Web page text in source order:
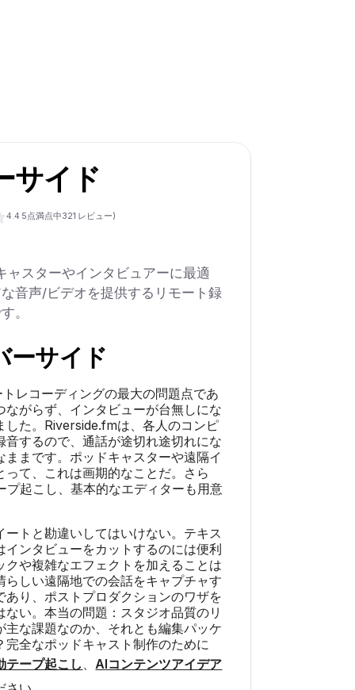
サイド
4.4 5点満点中321 レビュー)
ャスターやインタビュアーに最適
音声/ビデオを提供するリモート録
。
ーサイド
レコーディングの最大の問題点であ
ながらず、インタビューが台無しにな
した。Riverside.fmは、各人のコンピ
音するので、通話が途切れ途切れにな
まです。ポッドキャスターや遠隔イ
って、これは画期的なことだ。さら
プ起こし、基本的なエディターも用意
ートと勘違いしてはいけない。テキス
インタビューをカットするのには便利
クや複雑なエフェクトを加えることは
らしい遠隔地での会話をキャプチャす
あり、ポストプロダクションのワザを
い。本当の問題：スタジオ品質のリ
主な課題なのか、それとも編集パッケ
完全なポッドキャスト制作のために
テープ起こし
AIコンテンツアイデア